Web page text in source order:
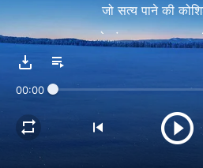
जो सत्य पाने की
वो अंत तक अनुसरण
ऐसा नहीं कि ईश्वर
इंसान ही उससे
क्योंकि उसके काम से
00:00